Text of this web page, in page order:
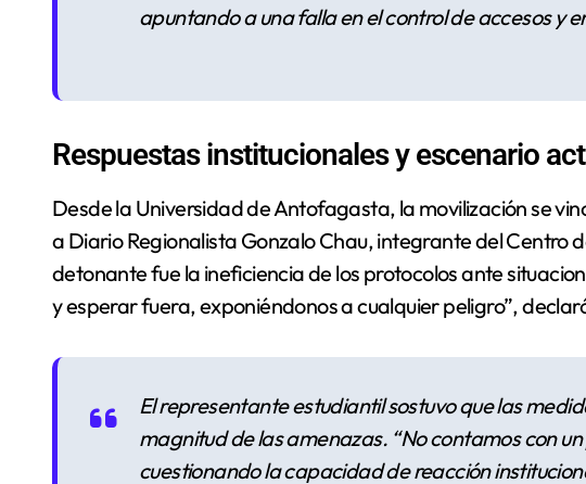
apuntando a una falla en el control de accesos y
Respuestas institucionales y escenario
Desde la Universidad de Antofagasta, la movilización se
a Diario Regionalista Gonzalo Chau, integrante del Centro
detonante fue la ineficiencia de los protocolos ante
y esperar fuera, exponiéndonos a cualquier peligro”,
El representante estudiantil sostuvo que las
magnitud de las amenazas. “No contamos con
cuestionando la capacidad de reacción